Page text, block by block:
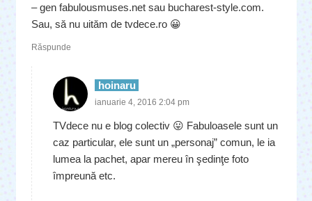
– gen fabulousmuses.net sau bucharest-style.com.
Sau, să nu uităm de tvdece.ro 😀
Răspunde
hoinaru
ianuarie 4, 2016 2:04 pm
TVdece nu e blog colectiv 😛 Fabuloasele sunt un
caz particular, ele sunt un „personaj” comun, le ia
lumea la pachet, apar mereu în şedinţe foto
împreună etc.